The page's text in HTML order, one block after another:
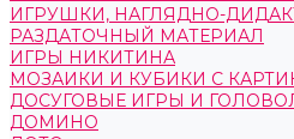
ИГРУШКИ, НАГЛЯДНО-
РАЗДАТОЧНЫЙ МАТЕРИАЛ
ИГРЫ НИКИТИНА
МОЗАИКИ И КУБИКИ С
ДОСУГОВЫЕ ИГРЫ И
ДОМИНО